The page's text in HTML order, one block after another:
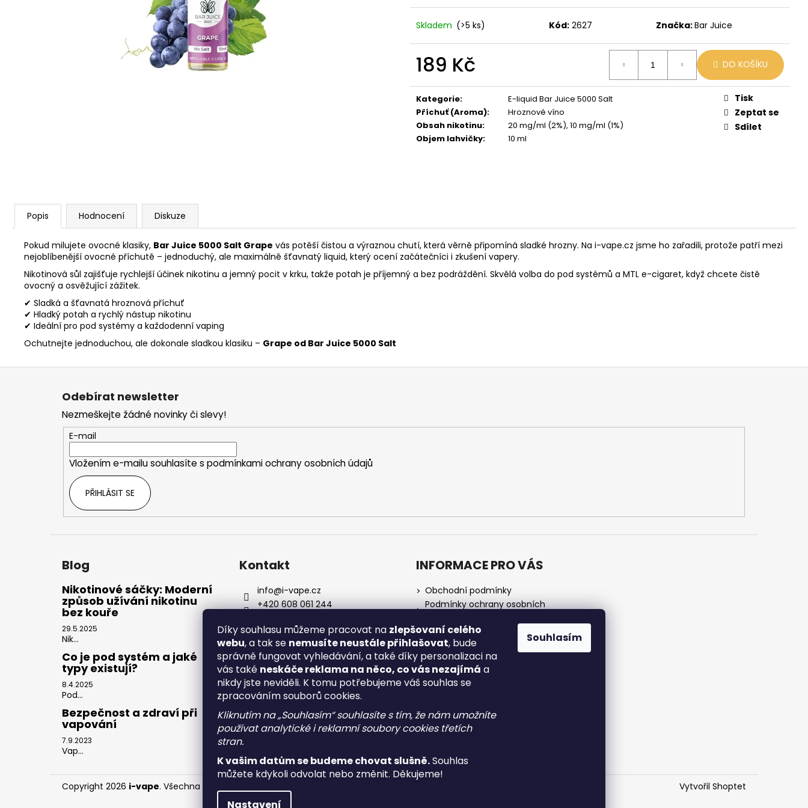
Díky souhlasu můžeme pracovat na zlepšovaní celého
webu, a tak se nemusíte neustále přihlašovat, bude
správně fungovat vyhledávání, a také díky personalizaci na
vás také neskáče reklama na něco, co vás nezajímá a
nikdy jste neviděli. K tomu potřebujeme váš souhlas se
zpracováním souborů cookies.
Kliknutím na „Souhlasím“ souhlasíte s tím, že nám umožníte
používat analytické i reklamní soubory cookies třetích
stran.
K vašim datům se budeme chovat slušně.Souhlas
můžete kdykoli odvolat nebo změnit. Děkujeme!
Nastavení
Souhlasím
Skladem (>5 ks) Kód: 2627 Značka:Bar Juice
189 Kč
cena:
DO KOŠÍKU
Kategorie:
E-liquid Bar Juice 5000 Salt
Příchuť (Aroma):
Hroznové víno
Obsah nikotinu:
20 mg/ml (2%), 10 mg/ml (1%)
Objem lahvičky: 10 ml
Tisk
Zeptat se
Sdílet
Popis Hodnocení Diskuze
Pokud milujete ovocné klasiky, Bar Juice 5000 Salt Grape vás potěší čistou a výraznou chutí, která věrně připomíná sladké hrozny. Na i-vape.cz jsme ho zařadili, protože patří mezi
nejoblíbenější ovocné příchutě – jednoduchý, ale maximálně šťavnatý liquid, který ocení začátečníci i zkušení vapery.
Nikotinová sůl zajišťuje rychlejší účinek nikotinu a jemný pocit v krku, takže potah je příjemný a bez podráždění. Skvělá volba do pod systémů a MTL e-cigaret, když chcete čistě
ovocný a osvěžující zážitek.
✔ Sladká a šťavnatá hroznová příchuť
✔ Hladký potah a rychlý nástup nikotinu
✔ Ideální pro pod systémy a každodenní vaping
Ochutnejte jednoduchou, ale dokonale sladkou klasiku – Grape od Bar Juice 5000 Salt
VENIX PRO CAPPUCINO-X
79 Kč
Původně:
59 Kč
Původně:
Z
Odebírat newsletter
Nezmeškejte žádné novinky či slevy!
E-mail
Vložením e-mailu souhlasíte s podmínkami ochrany osobních údajů
PŘIHLÁSIT SE
Blog
Nikotinové sáčky: Moderní
způsob užívání nikotinu
bez kouře
29.5.2025
Nik...
Co je pod systém a jaké
typy existují?
8.4.2025
Pod...
Bezpečnost a zdraví při
vapování
7.9.2023
Vap...
Kontakt
info@i-vape.cz
+420 608 061 244
INFORMACE PRO VÁS
Obchodní podmínky
Podmínky ochrany osobních
O nás
Doprava a platba
Zrušení objednávky
Reklamace a vrácení zboží
Spotřební daň
Vytvořil Shoptet
Copyright 2026 i-vape. Všechna práva vyhrazena.